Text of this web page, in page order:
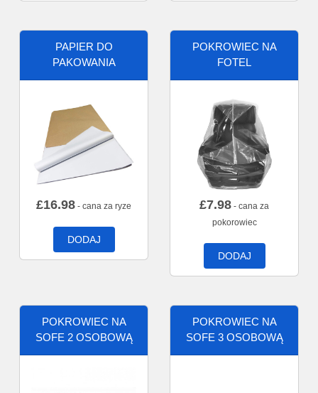
PAPIER DO
PAKOWANIA
£16.98 - cana za ryze
DODAJ
POKROWIEC NA
FOTEL
£7.98 - cana za
pokorowiec
DODAJ
POKROWIEC NA
SOFE 2 OSOBOWĄ
POKROWIEC NA
SOFE 3 OSOBOWĄ